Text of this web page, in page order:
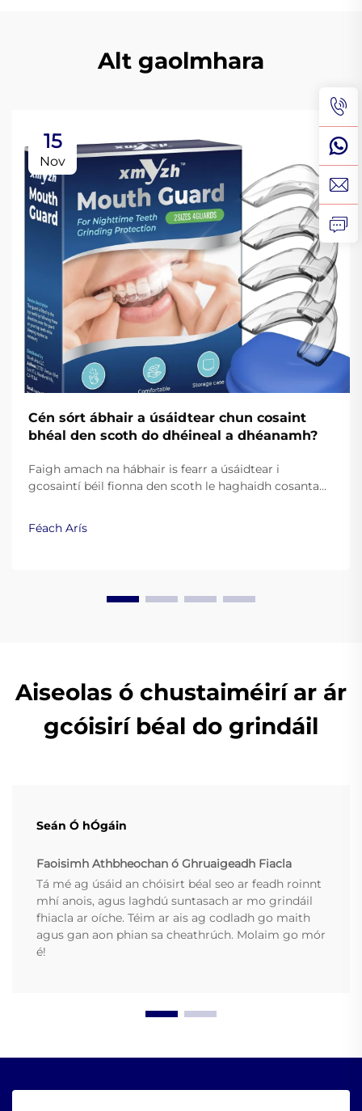
Alt gaolmhara
15
Nov
Cén sórt ábhair a úsáidtear chun cosaint
bhéal den scoth do dhéineal a dhéanamh?
Faigh amach na hábhair is fearr a úsáidtear i
gcosaintí béil fionna den scoth le haghaidh cosanta
silicín ceannais, EVA, agus teasphlastaicí an
fheidhmíocht. Léigh níos mó.
Féach Arís
Aiseolas ó chustaiméirí ar ár
gcóisirí béal do grindáil
Seán Ó hÓgáin
Faoisimh Athbheochan ó Ghruaigeadh Fiacla
Tá mé ag úsáid an chóisirt béal seo ar feadh roinnt
mhí anois, agus laghdú suntasach ar mo grindáil
fhiacla ar oíche. Téim ar ais ag codladh go maith
agus gan aon phian sa cheathrúch. Molaim go mór
é!